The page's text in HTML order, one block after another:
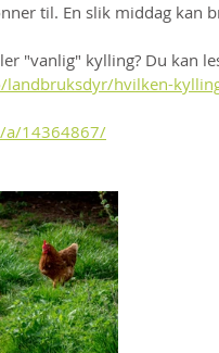
til. En slik middag kan
"vanlig" kylling? Du kan
hvilken-
a/14364867/